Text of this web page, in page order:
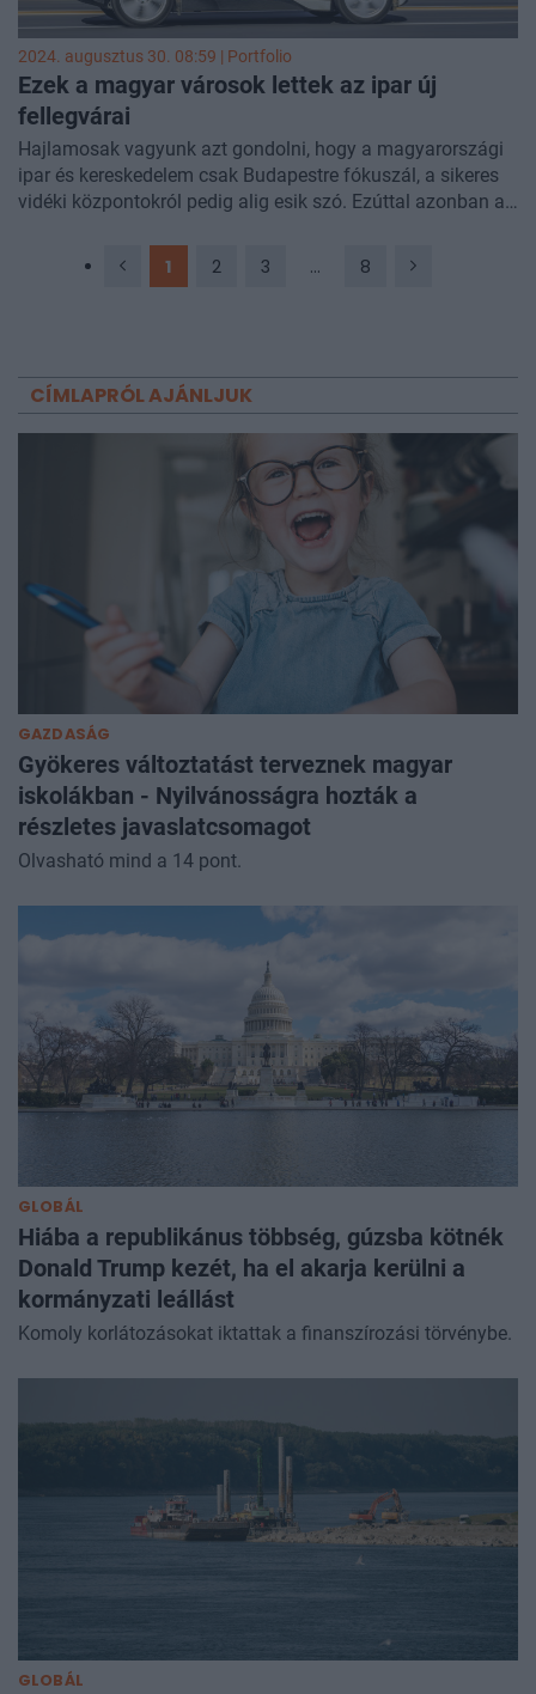
2024. augusztus 30. 08:59 | Portfolio
Ezek a magyar városok lettek az ipar új
fellegvárai
Hajlamosak vagyunk azt gondolni, hogy a magyarországi
ipar és kereskedelem csak Budapestre fókuszál, a sikeres
vidéki központokról pedig alig esik szó. Ezúttal azonban a
érdekesek lehetnek.
1 2 3 ... 8
CÍMLAPRÓL AJÁNLJUK
GAZDASÁG
Gyökeres változtatást terveznek magyar
iskolákban - Nyilvánosságra hozták a
részletes javaslatcsomagot
Olvasható mind a 14 pont.
GLOBÁL
Hiába a republikánus többség, gúzsba kötnék
Donald Trump kezét, ha el akarja kerülni a
kormányzati leállást
Komoly korlátozásokat iktattak a finanszírozási törvénybe.
GLOBÁL